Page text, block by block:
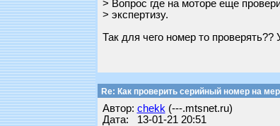
> Вопрос где на моторе еще
> экспертизу.
Так для чего номер то
Re: Как проверить серийный номер на
Автор: chekk (---.mtsnet.ru)
Дата: 13-01-21 20:51